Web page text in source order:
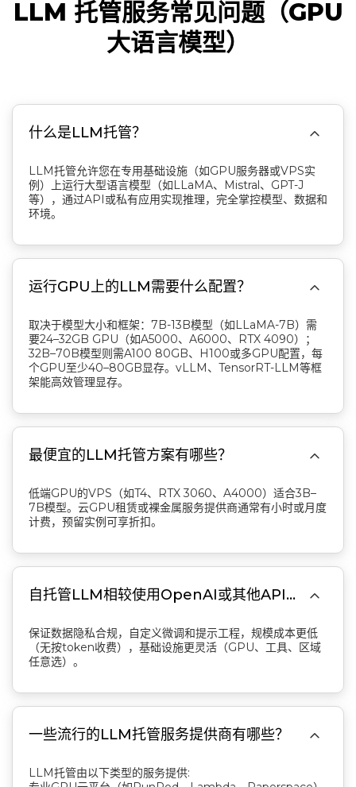
LLM 托管服务常见问题（GPU
大语言模型）
什么是LLM托管？ 
LLM托管允许您在专用基础设施（如GPU服务器或VPS实
例）上运行大型语言模型（如LLaMA、Mistral、GPT-J
等），通过API或私有应用实现推理，完全掌控模型、数据和
环境。
运行GPU上的LLM需要什么配置？ 
取决于模型大小和框架：7B-13B模型（如LLaMA-7B）需
要24–32GB GPU（如A5000、A6000、RTX 4090）；
32B–70B模型则需A100 80GB、H100或多GPU配置，每
个GPU至少40–80GB显存。vLLM、TensorRT-LLM等框
架能高效管理显存。
最便宜的LLM托管方案有哪些？ 
低端GPU的VPS（如T4、RTX 3060、A4000）适合3B–
7B模型。云GPU租赁或裸金属服务提供商通常有小时或月度
计费，预留实例可享折扣。
自托管LLM相较使用OpenAI或其他API的优势？ 
保证数据隐私合规，自定义微调和提示工程，规模成本更低
（无按token收费），基础设施更灵活（GPU、工具、区域
任意选）。
一些流行的LLM托管服务提供商有哪些？ 
LLM托管由以下类型的服务提供: